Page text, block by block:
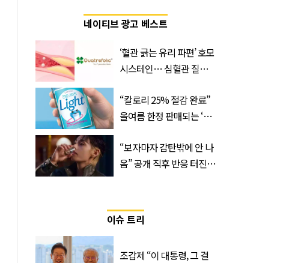
네이티브 광고 베스트
‘혈관 긁는 유리 파편’ 호모
시스테인… 심혈관 질환
“칼로리 25% 절감 완료”
올여름 한정 판매되는 ‘최
“보자마자 감탄밖에 안 나
옴” 공개 직후 반응 터진
이슈 트리
조갑제 “이 대통령, 그 결